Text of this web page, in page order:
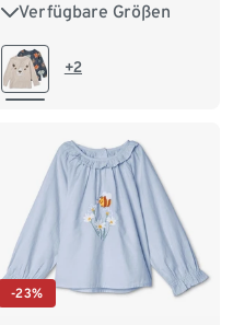
Verfügbare Größen
50/56 62/68 74/80
86/92 +2
-23%